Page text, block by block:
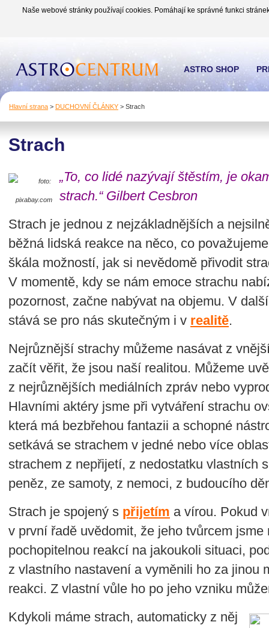
Naše webové stránky používají cookies. Pomáhají ke správné funkci
Hlavní strana > DUCHOVNÍ ČLÁNKY > Strach
Strach
foto:
pixabay.com
„To, co lidé nazývají štěstím, je
strach.“ Gilbert Cesbron
Strach je jednou z nejzákladnějších a
běžná lidská reakce na něco, co
škála možností, jak si nevědomě přivodit
V momentě, kdy se nám emoce strachu
pozornost, začne nabývat na objemu. V
stává se pro nás skutečným i v realitě.
Nejrůznější strachy můžeme nasávat z
začít věřit, že jsou naší realitou. Můžeme
z nejrůznějších mediálních zpráv nebo
Hlavními aktéry jsme při vytváření strachu
která má bezbřehou fantazii a schopné
setkává se strachem v jedné nebo více
strachem z nepřijetí, z nedostatku vlastních
peněz, ze samoty, z nemoci, z budoucího
Strach je spojený s přijetím a vírou. Pokud
v první řadě uvědomit, že jeho tvůrcem
pochopitelnou reakcí na jakoukoli situaci,
z vlastního nastavení a vyměnili ho za jinou
reakci. Z vlastní vůle ho po jeho vzniku
Kdykoli máme strach, automaticky z něj
ASTRO SHOP